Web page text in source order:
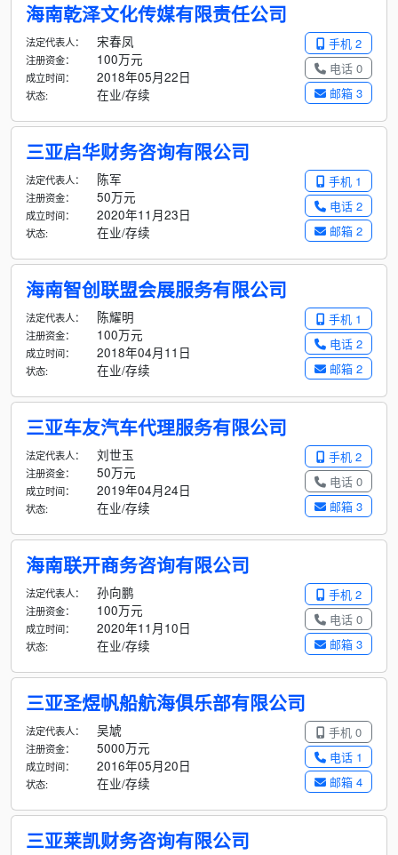
海南乾泽文化传媒有限责任公司
手机 2
电话 0
邮箱 3
法定代表人： 宋春凤
注册资金： 100万元
成立时间： 2018年05月22日
状态: 在业/存续
三亚启华财务咨询有限公司
手机 1
电话 2
邮箱 2
法定代表人： 陈军
注册资金： 50万元
成立时间： 2020年11月23日
状态: 在业/存续
海南智创联盟会展服务有限公司
手机 1
电话 2
邮箱 2
法定代表人： 陈耀明
注册资金： 100万元
成立时间： 2018年04月11日
状态: 在业/存续
三亚车友汽车代理服务有限公司
手机 2
电话 0
邮箱 3
法定代表人： 刘世玉
注册资金： 50万元
成立时间： 2019年04月24日
状态: 在业/存续
海南联开商务咨询有限公司
手机 2
电话 0
邮箱 3
法定代表人： 孙向鹏
注册资金： 100万元
成立时间： 2020年11月10日
状态: 在业/存续
三亚圣煜帆船航海俱乐部有限公司
手机 0
电话 1
邮箱 4
法定代表人： 吴虓
注册资金： 5000万元
成立时间： 2016年05月20日
状态: 在业/存续
三亚莱凯财务咨询有限公司